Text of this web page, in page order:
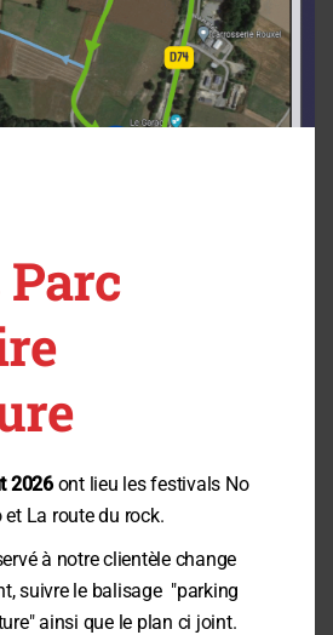
plans du mois de Mars
2026ont lieu les festivals No
et La route du rock.
à notre clientèle change
suivre le balisage "parking
ainsi que le plan ci joint.